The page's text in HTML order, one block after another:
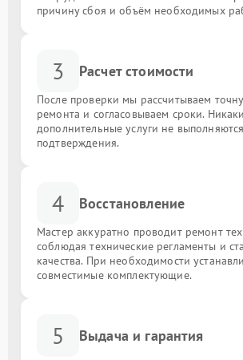
причину сбоя и объём необходимых
3 Расчет стоимости
После проверки мы рассчитываем
ремонта и согласовываем сроки.
дополнительные услуги не
подтверждения.
4 Восстановление
Мастер аккуратно проводит ремонт
соблюдая технические регламенты и
качества. При необходимости
совместимые комплектующие.
5 Выдача и гарантия